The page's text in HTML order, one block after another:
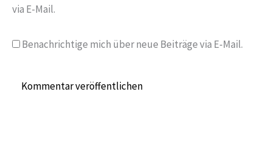
via E-Mail.
Benachrichtige mich über neue Beiträge via E-Mail.